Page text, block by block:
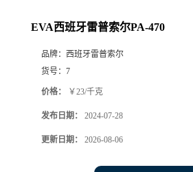
EVA西班牙雷普索尔PA-470
品牌： 西班牙雷普索尔
货号： 7
价格： ￥23/千克
发布日期： 2024-07-28
更新日期： 2026-08-06